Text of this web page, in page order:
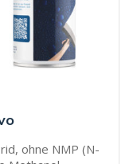
ohne NMP (N-